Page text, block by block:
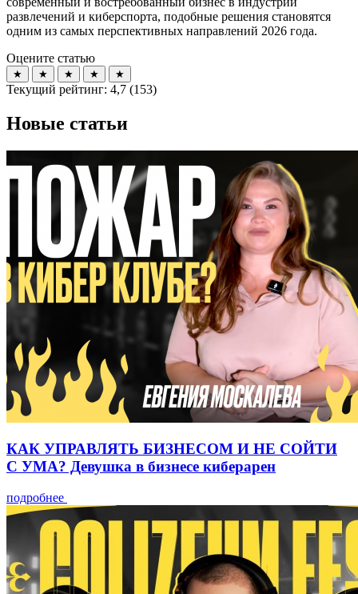
развлечений и киберспорта, подобные решения становятся
одним из самых перспективных направлений 2026 года.
Оцените статью
★ ★ ★ ★ ★
Текущий рейтинг: 4,7 (153)
Новые статьи
КАК УПРАВЛЯТЬ БИЗНЕСОМ И НЕ СОЙТИ
С УМА? Девушка в бизнесе киберарен
подробнее